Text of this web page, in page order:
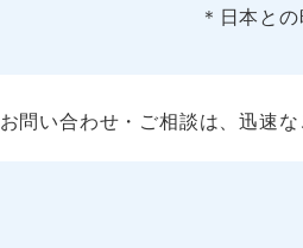
＊日本と
お問い合わせ・ご相談は、迅速